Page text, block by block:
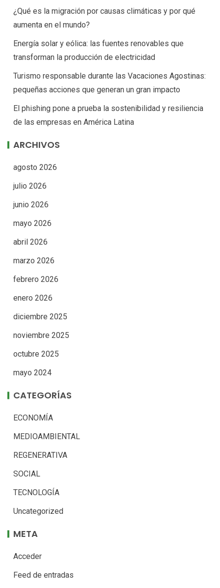
¿Qué es la migración por causas climáticas y por qué
aumenta en el mundo?
Energía solar y eólica: las fuentes renovables que
transforman la producción de electricidad
Turismo responsable durante las Vacaciones Agostinas:
pequeñas acciones que generan un gran impacto
El phishing pone a prueba la sostenibilidad y resiliencia
de las empresas en América Latina
ARCHIVOS
agosto 2026
julio 2026
junio 2026
mayo 2026
abril 2026
marzo 2026
febrero 2026
enero 2026
diciembre 2025
noviembre 2025
octubre 2025
mayo 2024
CATEGORÍAS
ECONOMÍA
MEDIOAMBIENTAL
REGENERATIVA
SOCIAL
TECNOLOGÍA
Uncategorized
META
Acceder
Feed de entradas